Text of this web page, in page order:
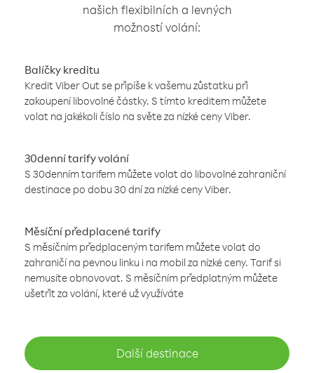
našich flexibilních a levných
možností volání:
Balíčky kreditu
Kredit Viber Out se připíše k vašemu zůstatku při
zakoupení libovolné částky. S tímto kreditem můžete
volat na jakékoli číslo na světe za nízké ceny Viber.
30denní tarify volání
S 30denním tarifem můžete volat do libovolné zahraniční
destinace po dobu 30 dní za nízké ceny Viber.
Měsíční předplacené tarify
S měsíčním předplaceným tarifem můžete volat do
zahraničí na pevnou linku i na mobil za nízké ceny. Tarif si
nemusíte obnovovat. S měsíčním předplatným můžete
ušetřit za volání, které už využíváte
Další destinace